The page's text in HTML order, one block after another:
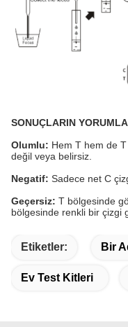
SONUÇLARIN
Olumlu: Hem T hem de
değil veya belirsiz.
Negatif: Sadece net C
Geçersiz: T bölgesinde
bölgesinde renkli bir çizgi
Etiketler: Bir
Ev Test Kitleri